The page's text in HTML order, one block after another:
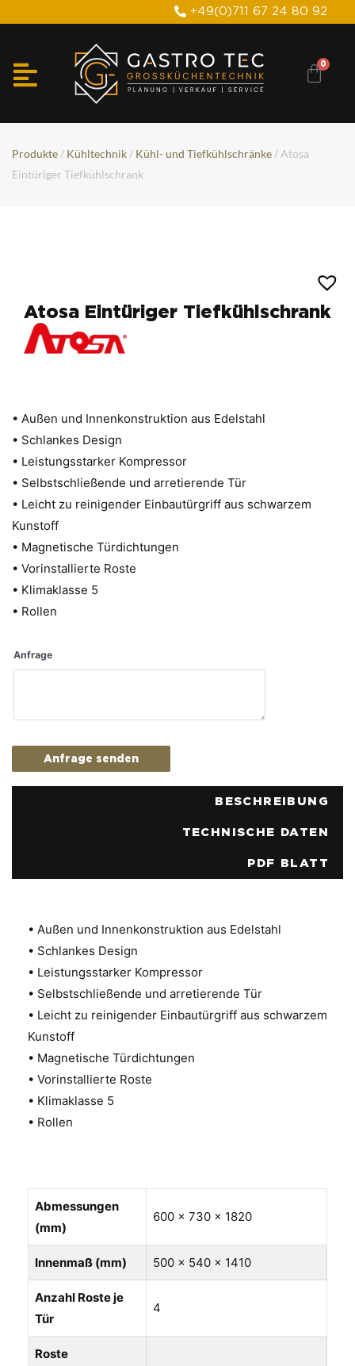
+49(0)711 67 24 80 92
Produkte / Kühltechnik / Kühl- und Tiefkühlschränke / Atosa
Eintüriger Tiefkühlschrank
Atosa Eintüriger Tiefkühlschrank
• Außen und Innenkonstruktion aus Edelstahl
• Schlankes Design
• Leistungsstarker Kompressor
• Selbstschließende und arretierende Tür
• Leicht zu reinigender Einbautürgriff aus schwarzem
Kunstoff
• Magnetische Türdichtungen
• Vorinstallierte Roste
• Klimaklasse 5
• Rollen
Anfrage
Anfrage senden
BESCHREIBUNG
TECHNISCHE DATEN
PDF BLATT
• Außen und Innenkonstruktion aus Edelstahl
• Schlankes Design
• Leistungsstarker Kompressor
• Selbstschließende und arretierende Tür
• Leicht zu reinigender Einbautürgriff aus schwarzem
Kunstoff
• Magnetische Türdichtungen
• Vorinstallierte Roste
• Klimaklasse 5
• Rollen
Abmessungen
(mm)
600 x 730 x 1820
Innenmaß (mm) 500 x 540 x 1410
Anzahl Roste je
Tür
4
Roste